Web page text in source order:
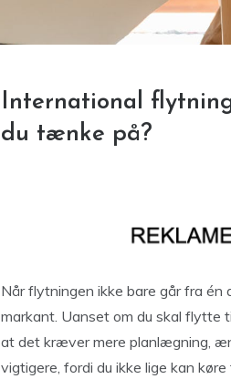
International
du tænke på?
Når flytningen ikke bare går fra én
markant. Uanset om du skal flytte
at det kræver mere planlægning,
vigtigere, fordi du ikke lige kan